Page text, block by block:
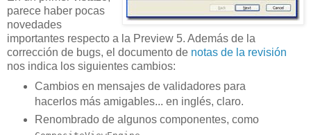
parece haber pocas
novedades
importantes respecto a la Preview 5. Además de la
corrección de bugs, el documento de notas de la revisión
nos indica los siguientes cambios:
Cambios en mensajes de validadores para
hacerlos más amigables... en inglés, claro.
Renombrado de algunos componentes, como